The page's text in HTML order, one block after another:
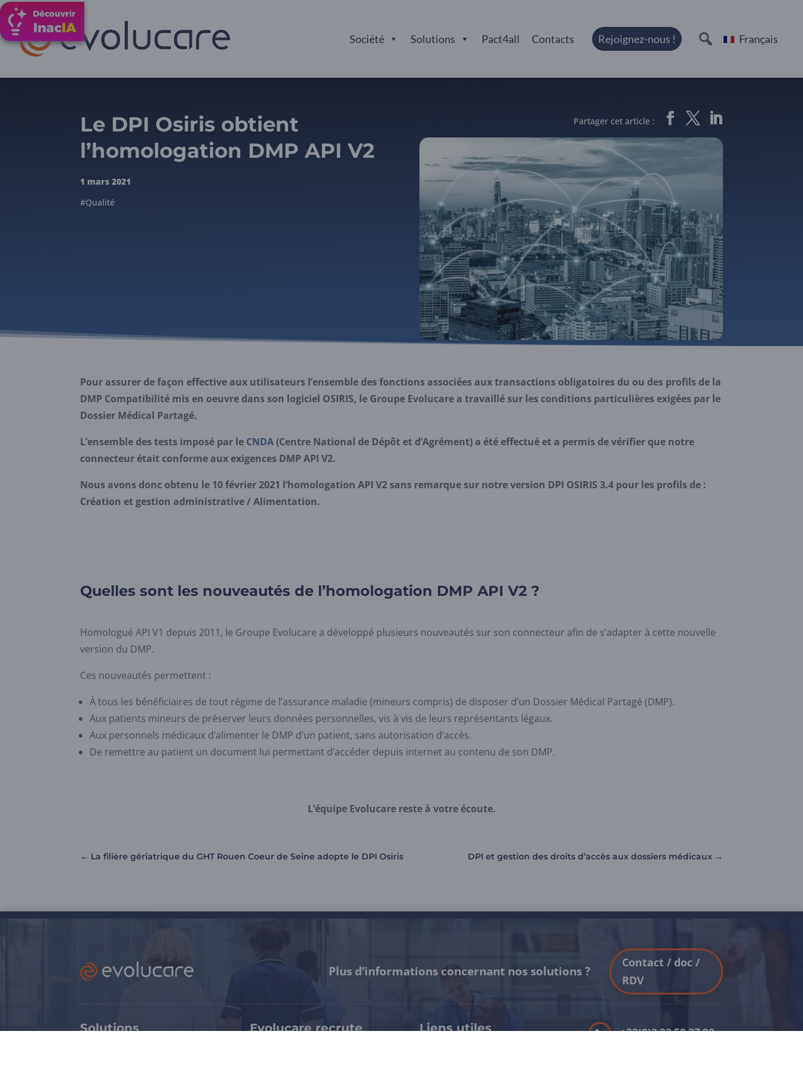
Société Solutions Pact4all Contacts Rejoignez-nous ! Français
Le DPI Osiris obtient
l’homologation DMP API V2
1 mars 2021
#Qualité
Partager cet article :
Pour assurer de façon effective aux utilisateurs l’ensemble des fonctions associées aux transactions obligatoires du ou des profils de la
DMP Compatibilité mis en oeuvre dans son logiciel OSIRIS, le Groupe Evolucare a travaillé sur les conditions particulières exigées par le
Dossier Médical Partagé.
L’ensemble des tests imposé par le CNDA(Centre National de Dépôt et d’Agrément) a été effectué et a permis de vérifier que notre
connecteur était conforme aux exigences DMP API V2.
Nous avons donc obtenu le 10 février 2021 l’homologation API V2 sans remarque sur notre version DPI OSIRIS 3.4 pour les profils de :
Création et gestion administrative / Alimentation.
Quelles sont les nouveautés de l’homologation DMP API V2 ?
Homologué API V1 depuis 2011, le Groupe Evolucare a développé plusieurs nouveautés sur son connecteur afin de s’adapter à cette nouvelle
version du DMP.
Ces nouveautés permettent :
À tous les bénéficiaires de tout régime de l’assurance maladie (mineurs compris) de disposer d’un Dossier Médical Partagé (DMP).
Aux patients mineurs de préserver leurs données personnelles, vis à vis de leurs représentants légaux.
Aux personnels médicaux d’alimenter le DMP d’un patient, sans autorisation d’accès.
De remettre au patient un document lui permettant d’accéder depuis internet au contenu de son DMP.
L’équipe Evolucare reste à votre écoute.
← La filière gériatrique du GHT Rouen Coeur de Seine adopte le DPI Osiris DPI et gestion des droits d’accès aux dossiers médicaux→
Plus d’informations concernant nos solutions ?
Contact / doc /
RDV
Solutions Evolucare recrute Liens utiles  +33(0)3 22 50 37 90